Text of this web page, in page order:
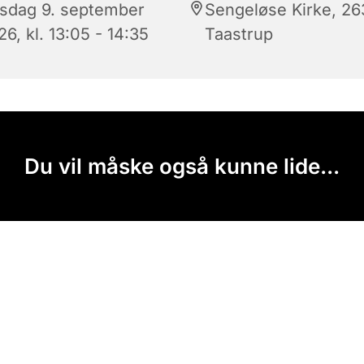
9. september
kl. 13:05 - 14:35
Sengeløse Kirke,
Taastrup
Du vil måske også kunne lide...